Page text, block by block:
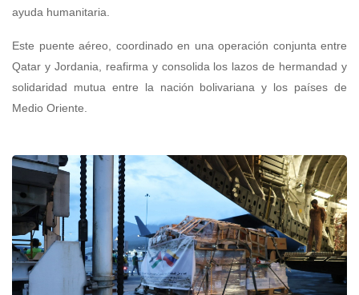
ayuda humanitaria.
​Este puente aéreo, coordinado en una operación conjunta entre
Qatar y Jordania, reafirma y consolida los lazos de hermandad y
solidaridad mutua entre la nación bolivariana y los países de
Medio Oriente.